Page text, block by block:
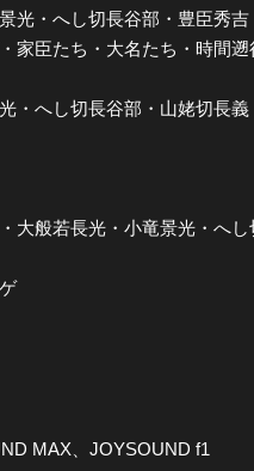
・へし切長谷部・豊臣秀吉
家臣たち・大名たち・時間遡
へし切長谷部・山姥切長
般若長光・小竜景光・へ
MAX、JOYSOUND f1